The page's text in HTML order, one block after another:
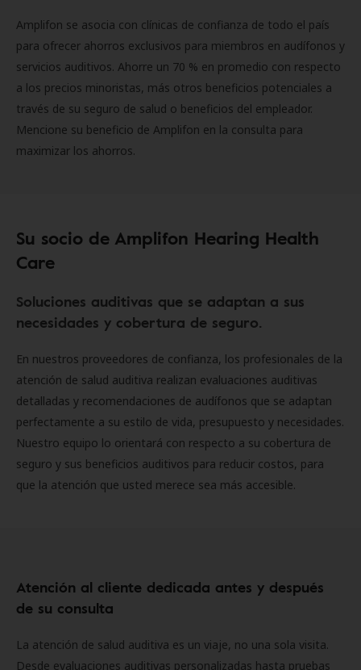
Amplifon se asocia con clínicas de confianza de todo el país
para ofrecer ahorros exclusivos para miembros en audífonos y
servicios auditivos. Ahorre un 70 % en promedio con respecto
a los precios minoristas, más otros beneficios potenciales a
través de su seguro de salud o beneficios del empleador.
Mencione su beneficio de Amplifon en la consulta para
maximizar los ahorros.
Su socio de Amplifon Hearing Health
Care
Soluciones auditivas que se adaptan a sus
necesidades y cobertura de seguro.
En nuestros proveedores de confianza, los profesionales de la
atención de salud auditiva realizan evaluaciones auditivas
detalladas y recomendaciones de audífonos que se adaptan
perfectamente a su estilo de vida, presupuesto y necesidades.
Nuestro equipo lo orientará con respecto a su cobertura de
seguro y sus beneficios auditivos para reducir costos, para
que la atención que usted merece sea más accesible.
Atención al cliente dedicada antes y después
de su consulta
La atención de salud auditiva es un viaje, no una sola visita.
Desde evaluaciones auditivas personalizadas hasta pruebas